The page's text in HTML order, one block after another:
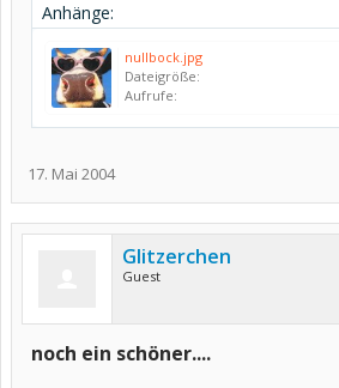
Anhänge:
nullbock.jpg
Dateigröße:
Aufrufe:
17. Mai 2004
Glitzerchen
Guest
noch ein schöner....